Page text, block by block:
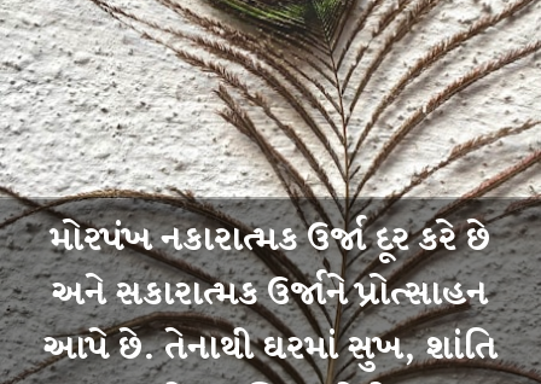
મોરપંખ નકારાત્મક ઉર્જા દૂર કરે છે
અને સકારાત્મક ઉર્જાને પ્રોત્સાહન
આપે છે. તેનાથી ઘરમાં સુખ, શાંતિ